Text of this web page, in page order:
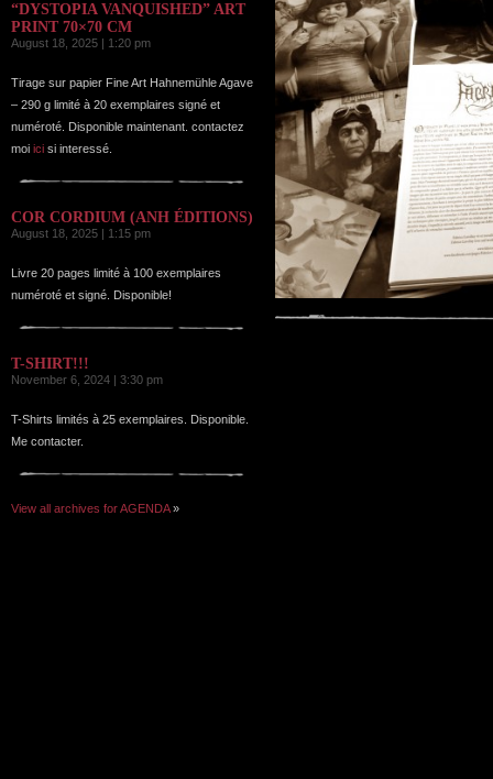
“DYSTOPIA VANQUISHED” ART
PRINT 70×70 CM
August 18, 2025 | 1:20 pm
Tirage sur papier Fine Art Hahnemühle Agave
– 290 g limité à 20 exemplaires signé et
numéroté. Disponible maintenant. contactez
moi ici si interessé.
COR CORDIUM (ANH ÉDITIONS)
August 18, 2025 | 1:15 pm
Livre 20 pages limité à 100 exemplaires
numéroté et signé. Disponible!
T-SHIRT!!!
November 6, 2024 | 3:30 pm
T-Shirts limités à 25 exemplaires. Disponible.
Me contacter.
View all archives for AGENDA»